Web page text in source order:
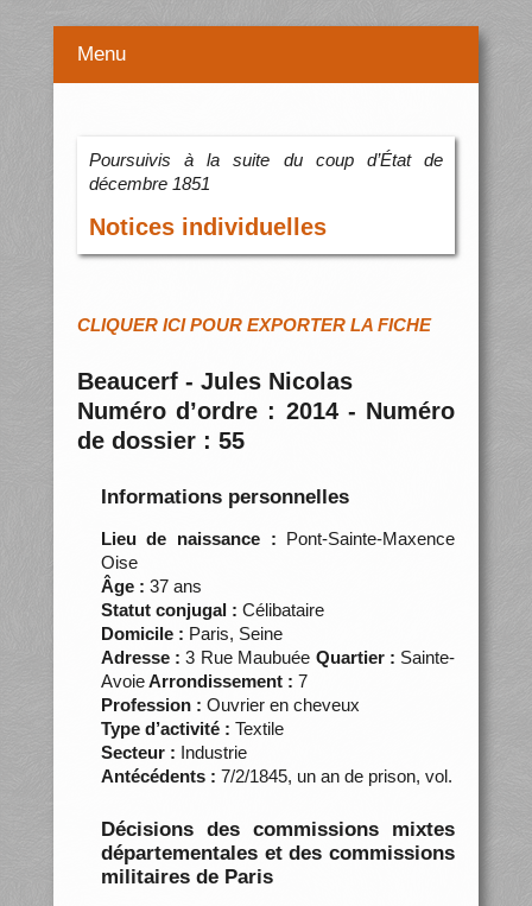
Menu
Poursuivis à la suite du coup d’État de
décembre 1851
Notices individuelles
CLIQUER ICI POUR EXPORTER LA FICHE
Beaucerf - Jules Nicolas
Numéro d’ordre : 2014 - Numéro
de dossier : 55
Informations personnelles
Lieu de naissance : Pont-Sainte-Maxence
Oise
Âge : 37 ans
Statut conjugal : Célibataire
Domicile : Paris, Seine
Adresse : 3 Rue Maubuée Quartier : Sainte-
AvoieArrondissement : 7
Profession : Ouvrier en cheveux
Type d’activité : Textile
Secteur : Industrie
Antécédents : 7/2/1845, un an de prison, vol.
Décisions des commissions mixtes
départementales et des commissions
militaires de Paris